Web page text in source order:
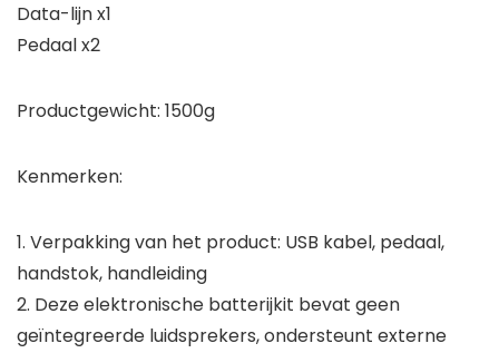
Data-lijn x1
Pedaal x2
Productgewicht: 1500g
Kenmerken:
1. Verpakking van het product: USB kabel, pedaal,
handstok, handleiding
2. Deze elektronische batterijkit bevat geen
geïntegreerde luidsprekers, ondersteunt externe